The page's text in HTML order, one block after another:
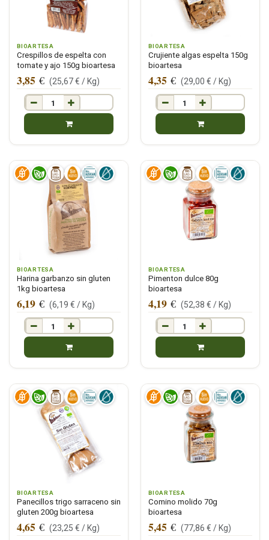
BIOARTESA
Crespillos de espelta con
tomate y ajo 150g bioartesa
3,85 € (25,67€ / Kg)
BIOARTESA
Crujiente algas espelta 150g
bioartesa
4,35 € (29,00 € / Kg)
BIOARTESA
Harina garbanzo sin gluten
1kg bioartesa
6,19 € (6,19 € / Kg)
BIOARTESA
Pimenton dulce 80g
bioartesa
4,19 € (52,38 € / Kg)
BIOARTESA
Panecillos trigo sarraceno sin
gluten 200g bioartesa
4,65 € (23,25 € / Kg)
BIOARTESA
Comino molido 70g
bioartesa
5,45 € (77,86 € / Kg)